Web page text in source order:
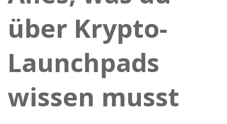
über Krypto-
Launchpads
wissen musst